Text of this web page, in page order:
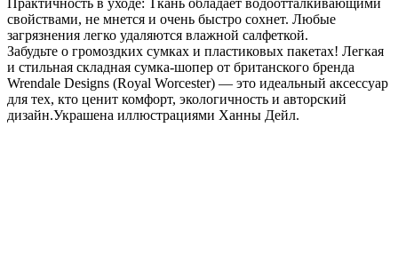
свойствами, не мнется и очень быстро сохнет. Любые
загрязнения легко удаляются влажной салфеткой.
Забудьте о громоздких сумках и пластиковых пакетах! Легкая
и стильная складная сумка-шопер от британского бренда
Wrendale Designs (Royal Worcester) — это идеальный аксессуар
для тех, кто ценит комфорт, экологичность и авторский
дизайн.Украшена иллюстрациями Ханны Дейл.